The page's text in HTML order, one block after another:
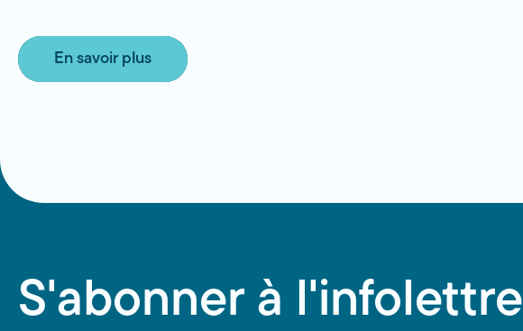
En savoir plus
S'abonner à l'infolettre